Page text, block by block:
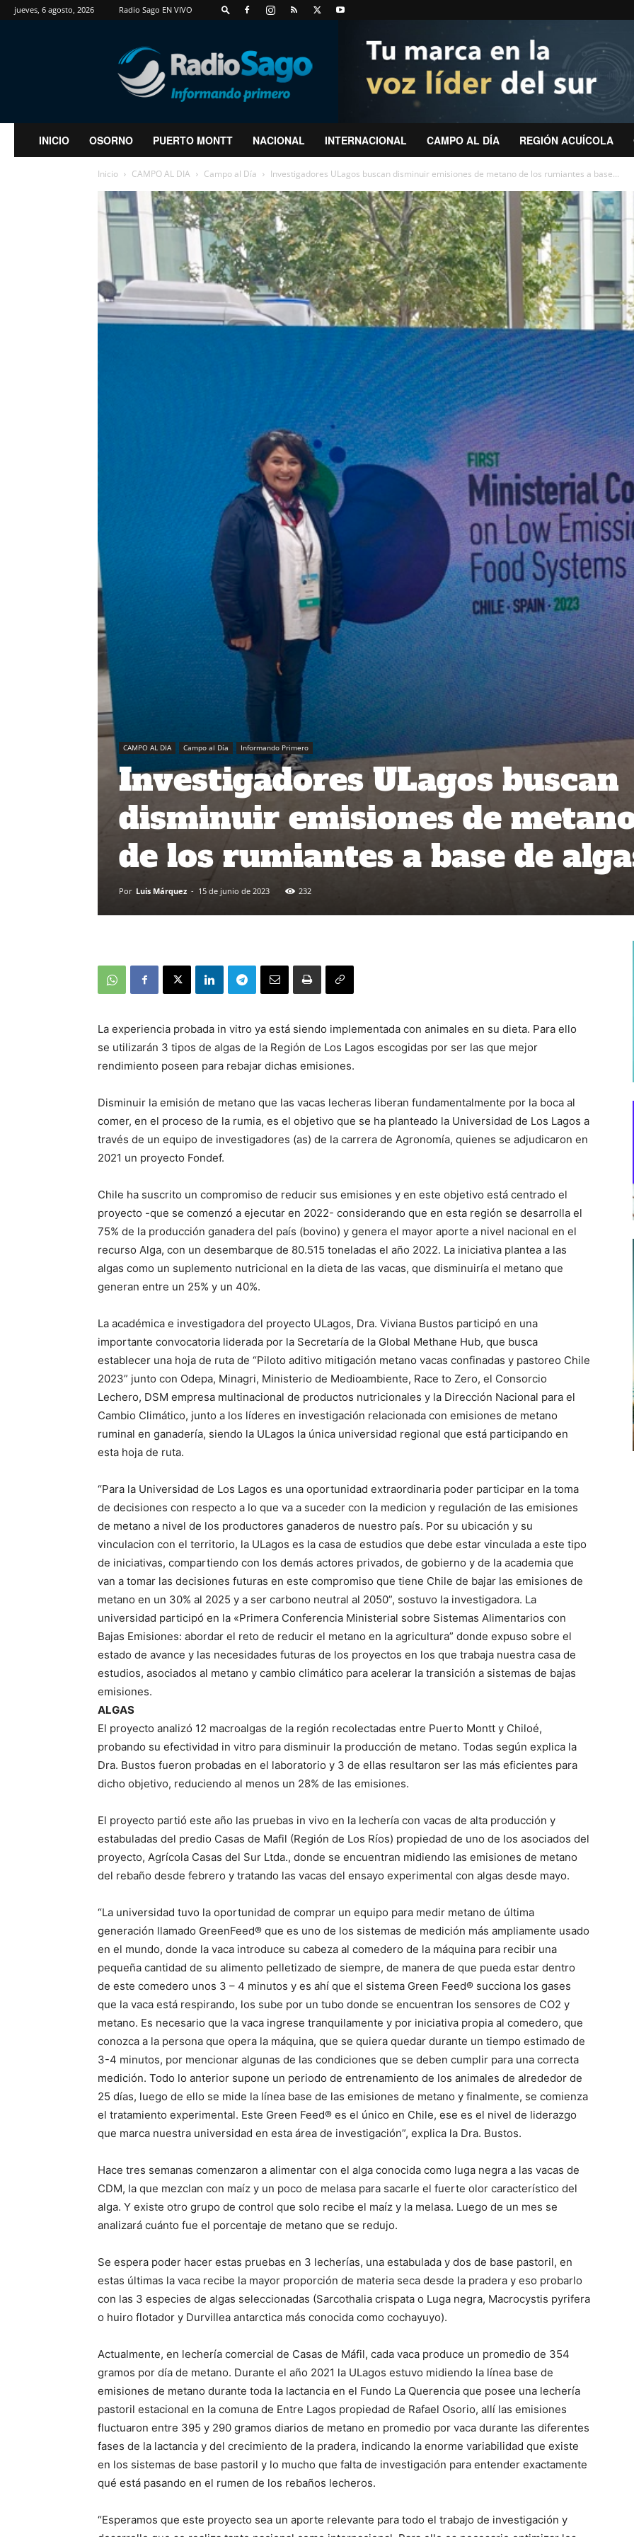
jueves, 6 agosto, 2026 Radio Sago EN VIVO
RadioSago
INICIO OSORNO PUERTO MONTT NACIONAL INTERNACIONAL CAMPO AL DÍA REGIÓN ACUÍCOLA
Inicio CAMPO AL DIA Campo al Día Investigadores ULagos buscan disminuir emisiones de metano de los rumiantes a base...
CAMPO AL DIA Campo al Día Informando Primero
Investigadores ULagos buscan
disminuir emisiones de
de los rumiantes a base de
Por Luis Márquez - 15 de junio de 2023 232
La experiencia probada in vitro ya está siendo implementada con animales en su dieta. Para ello
se utilizarán 3 tipos de algas de la Región de Los Lagos escogidas por ser las que mejor
rendimiento poseen para rebajar dichas emisiones.
Disminuir la emisión de metano que las vacas lecheras liberan fundamentalmente por la boca al
comer, en el proceso de la rumia, es el objetivo que se ha planteado la Universidad de Los Lagos a
través de un equipo de investigadores (as) de la carrera de Agronomía, quienes se adjudicaron en
2021 un proyecto Fondef.
Chile ha suscrito un compromiso de reducir sus emisiones y en este objetivo está centrado el
proyecto -que se comenzó a ejecutar en 2022- considerando que en esta región se desarrolla el
75% de la producción ganadera del país (bovino) y genera el mayor aporte a nivel nacional en el
recurso Alga, con un desembarque de 80.515 toneladas el año 2022. La iniciativa plantea a las
algas como un suplemento nutricional en la dieta de las vacas, que disminuiría el metano que
generan entre un 25% y un 40%.
La académica e investigadora del proyecto ULagos, Dra. Viviana Bustos participó en una
importante convocatoria liderada por la Secretaría de la Global Methane Hub, que busca
establecer una hoja de ruta de “Piloto aditivo mitigación metano vacas confinadas y pastoreo Chile
2023” junto con Odepa, Minagri, Ministerio de Medioambiente, Race to Zero, el Consorcio
Lechero, DSM empresa multinacional de productos nutricionales y la Dirección Nacional para el
Cambio Climático, junto a los líderes en investigación relacionada con emisiones de metano
ruminal en ganadería, siendo la ULagos la única universidad regional que está participando en
esta hoja de ruta.
“Para la Universidad de Los Lagos es una oportunidad extraordinaria poder participar en la toma
de decisiones con respecto a lo que va a suceder con la medicion y regulación de las emisiones
de metano a nivel de los productores ganaderos de nuestro país. Por su ubicación y su
vinculacion con el territorio, la ULagos es la casa de estudios que debe estar vinculada a este tipo
de iniciativas, compartiendo con los demás actores privados, de gobierno y de la academia que
van a tomar las decisiones futuras en este compromiso que tiene Chile de bajar las emisiones de
metano en un 30% al 2025 y a ser carbono neutral al 2050”, sostuvo la investigadora. La
universidad participó en la «Primera Conferencia Ministerial sobre Sistemas Alimentarios con
Bajas Emisiones: abordar el reto de reducir el metano en la agricultura” donde expuso sobre el
estado de avance y las necesidades futuras de los proyectos en los que trabaja nuestra casa de
estudios, asociados al metano y cambio climático para acelerar la transición a sistemas de bajas
emisiones.
ALGAS
El proyecto analizó 12 macroalgas de la región recolectadas entre Puerto Montt y Chiloé,
probando su efectividad in vitro para disminuir la producción de metano. Todas según explica la
Dra. Bustos fueron probadas en el laboratorio y 3 de ellas resultaron ser las más eficientes para
dicho objetivo, reduciendo al menos un 28% de las emisiones.
El proyecto partió este año las pruebas in vivo en la lechería con vacas de alta producción y
estabuladas del predio Casas de Mafil (Región de Los Ríos) propiedad de uno de los asociados del
proyecto, Agrícola Casas del Sur Ltda., donde se encuentran midiendo las emisiones de metano
del rebaño desde febrero y tratando las vacas del ensayo experimental con algas desde mayo.
“La universidad tuvo la oportunidad de comprar un equipo para medir metano de última
generación llamado GreenFeed® que es uno de los sistemas de medición más ampliamente usado
en el mundo, donde la vaca introduce su cabeza al comedero de la máquina para recibir una
pequeña cantidad de su alimento pelletizado de siempre, de manera de que pueda estar dentro
de este comedero unos 3 – 4 minutos y es ahí que el sistema Green Feed® succiona los gases
que la vaca está respirando, los sube por un tubo donde se encuentran los sensores de CO2 y
metano. Es necesario que la vaca ingrese tranquilamente y por iniciativa propia al comedero, que
conozca a la persona que opera la máquina, que se quiera quedar durante un tiempo estimado de
3-4 minutos, por mencionar algunas de las condiciones que se deben cumplir para una correcta
medición. Todo lo anterior supone un periodo de entrenamiento de los animales de alrededor de
25 días, luego de ello se mide la línea base de las emisiones de metano y finalmente, se comienza
el tratamiento experimental. Este Green Feed® es el único en Chile, ese es el nivel de liderazgo
que marca nuestra universidad en esta área de investigación”, explica la Dra. Bustos.
Hace tres semanas comenzaron a alimentar con el alga conocida como luga negra a las vacas de
CDM, la que mezclan con maíz y un poco de melasa para sacarle el fuerte olor característico del
alga. Y existe otro grupo de control que solo recibe el maíz y la melasa. Luego de un mes se
analizará cuánto fue el porcentaje de metano que se redujo.
Se espera poder hacer estas pruebas en 3 lecherías, una estabulada y dos de base pastoril, en
estas últimas la vaca recibe la mayor proporción de materia seca desde la pradera y eso probarlo
con las 3 especies de algas seleccionadas (Sarcothalia crispata o Luga negra, Macrocystis pyrifera
o huiro flotador y Durvillea antarctica más conocida como cochayuyo).
Actualmente, en lechería comercial de Casas de Máfil, cada vaca produce un promedio de 354
gramos por día de metano. Durante el año 2021 la ULagos estuvo midiendo la línea base de
emisiones de metano durante toda la lactancia en el Fundo La Querencia que posee una lechería
pastoril estacional en la comuna de Entre Lagos propiedad de Rafael Osorio, allí las emisiones
fluctuaron entre 395 y 290 gramos diarios de metano en promedio por vaca durante las diferentes
fases de la lactancia y del crecimiento de la pradera, indicando la enorme variabilidad que existe
en los sistemas de base pastoril y lo mucho que falta de investigación para entender exactamente
qué está pasando en el rumen de los rebaños lecheros.
“Esperamos que este proyecto sea un aporte relevante para todo el trabajo de investigación y